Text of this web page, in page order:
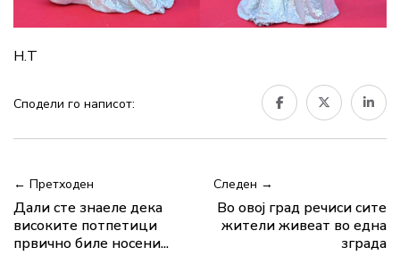
Н.Т
Сподели го написот:
← Претходен
Дали сте знаеле дека
високите потпетици
првично биле носени...
Следен →
Во овој град речиси сите
жители живеат во една
зграда